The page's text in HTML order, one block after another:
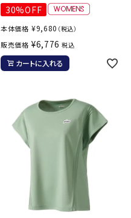
30%OFF
本体価格 ¥9,680 （税込）
販売価格 ¥6,776 税込
カートに入れる